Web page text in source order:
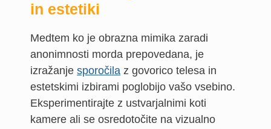
in estetiki
Medtem ko je obrazna mimika zaradi
anonimnosti morda prepovedana, je
izražanje sporočila z govorico telesa in
estetskimi izbirami poglobijo vašo vsebino.
Eksperimentirajte z ustvarjalnimi koti
kamere ali se osredotočite na vizualno